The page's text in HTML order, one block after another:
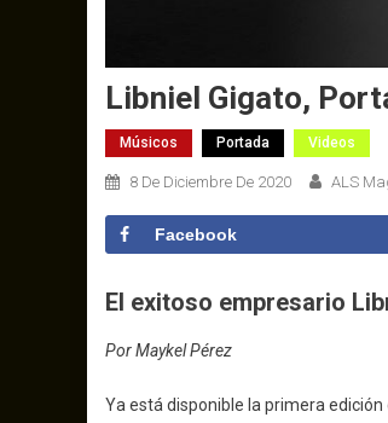
Libniel Gigato,
Músicos Portada Videos
8 De Diciembre De 2020 ALS
Facebook
El exitoso empresario
Por Maykel Pérez
Ya está disponible la primera edición